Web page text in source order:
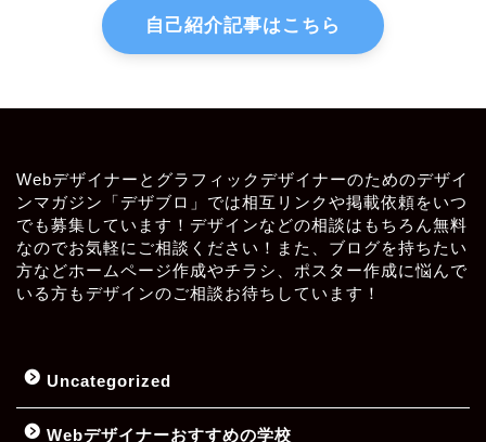
自己紹介記事はこちら
Webデザイナーとグラフィックデザイナーのためのデザイ
ンマガジン「デザブロ」では相互リンクや掲載依頼をいつ
でも募集しています！デザインなどの相談はもちろん無料
なのでお気軽にご相談ください！また、ブログを持ちたい
方などホームページ作成やチラシ、ポスター作成に悩んで
いる方もデザインのご相談お待ちしています！
Uncategorized
Webデザイナーおすすめの学校